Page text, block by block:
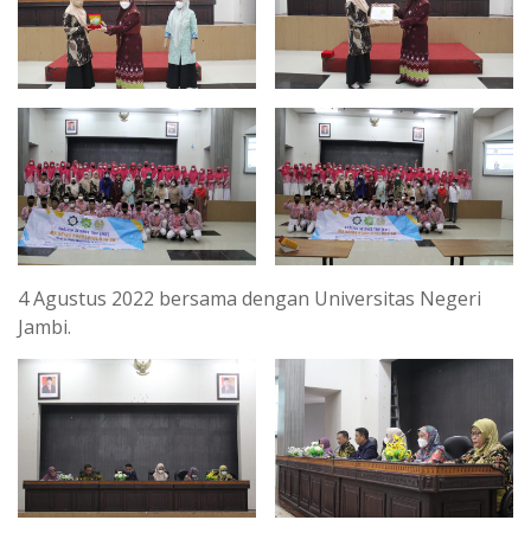
4 Agustus 2022 bersama dengan Universitas Negeri
Jambi.